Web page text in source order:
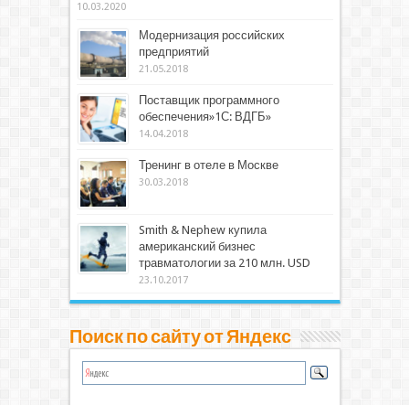
10.03.2020
Модернизация российских
предприятий
21.05.2018
Поставщик программного
обеспечения»1С: ВДГБ»
14.04.2018
Тренинг в отеле в Москве
30.03.2018
Smith & Nephew купила
американский бизнес
травматологии за 210 млн. USD
23.10.2017
Поиск по сайту от Яндекс